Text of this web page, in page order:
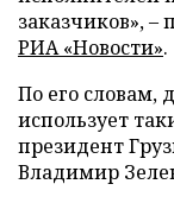
заказчиков», –
РИА «Новости».
По его словам,
использует
президент
Владимир